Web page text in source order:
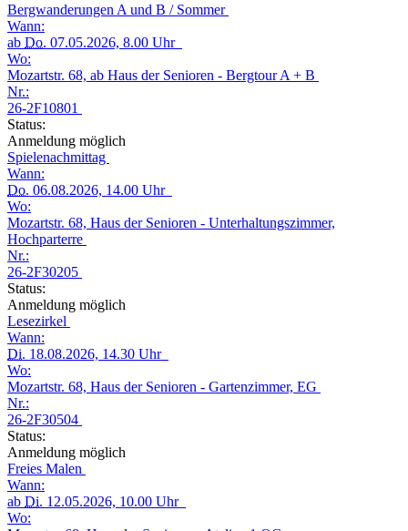
Bergwanderungen A und B / Sommer
Wann:
ab Do. 07.05.2026, 8.00 Uhr
Wo:
Mozartstr. 68, ab Haus der Senioren - Bergtour A + B
Nr.:
26-2F10801
Status:
Anmeldung möglich
Spielenachmittag
Wann:
Do. 06.08.2026, 14.00 Uhr
Wo:
Mozartstr. 68, Haus der Senioren - Unterhaltungszimmer,
Hochparterre
Nr.:
26-2F30205
Status:
Anmeldung möglich
Lesezirkel
Wann:
Di. 18.08.2026, 14.30 Uhr
Wo:
Mozartstr. 68, Haus der Senioren - Gartenzimmer, EG
Nr.:
26-2F30504
Status:
Anmeldung möglich
Freies Malen
Wann:
ab Di. 12.05.2026, 10.00 Uhr
Wo: